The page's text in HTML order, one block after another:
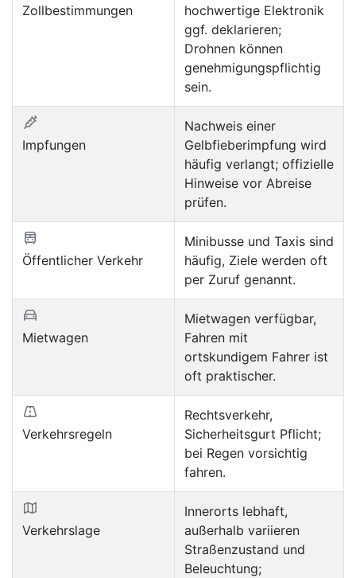
Zollbestimmungen
hochwertige Elektronik
ggf. deklarieren;
Drohnen können
genehmigungspflichtig
sein.
Impfungen
Nachweis einer
Gelbfieberimpfung wird
häufig verlangt; offizielle
Hinweise vor Abreise
prüfen.
Öffentlicher Verkehr
Minibusse und Taxis sind
häufig, Ziele werden oft
per Zuruf genannt.
Mietwagen
Mietwagen verfügbar,
Fahren mit
ortskundigem Fahrer ist
oft praktischer.
Verkehrsregeln
Rechtsverkehr,
Sicherheitsgurt Pflicht;
bei Regen vorsichtig
fahren.
Verkehrslage
Innerorts lebhaft,
außerhalb variieren
Straßenzustand und
Beleuchtung;